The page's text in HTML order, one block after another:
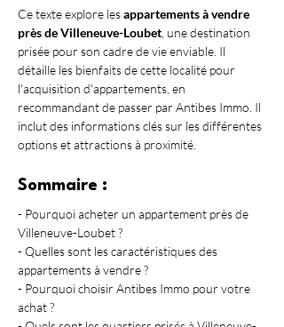
Ce texte explore les appartements à vendre
près de Villeneuve-Loubet , une destination
prisée pour son cadre de vie enviable. Il
détaille les bienfaits de cette localité pour
l'acquisition d'appartements, en
recommandant de passer par Antibes Immo. Il
inclut des informations clés sur les différentes
options et attractions à proximité.
Sommaire :
- Pourquoi acheter un appartement près de
Villeneuve-Loubet ?
- Quelles sont les caractéristiques des
appartements à vendre ?
- Pourquoi choisir Antibes Immo pour votre
achat ?